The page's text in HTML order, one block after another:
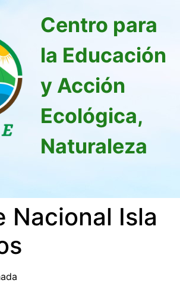
Centro para
la Educación
y Acción
Ecológica,
Naturaleza
Nacional Isla